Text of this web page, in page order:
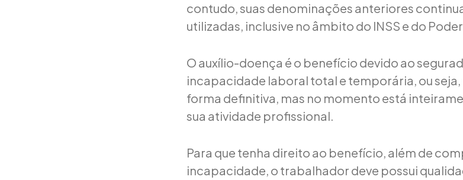
contudo, suas denominações anteriores
utilizadas, inclusive no âmbito do INSS e do
O auxílio-doença é o benefício devido ao
incapacidade laboral total e temporária, ou
forma definitiva, mas no momento está
sua atividade profissional.
Para que tenha direito ao benefício, além de
incapacidade, o trabalhador deve possui